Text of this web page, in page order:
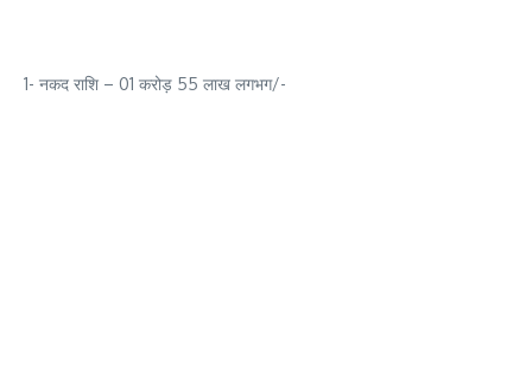
1- नकद राशि – 01 करोड़ 55 लाख लगभग/-